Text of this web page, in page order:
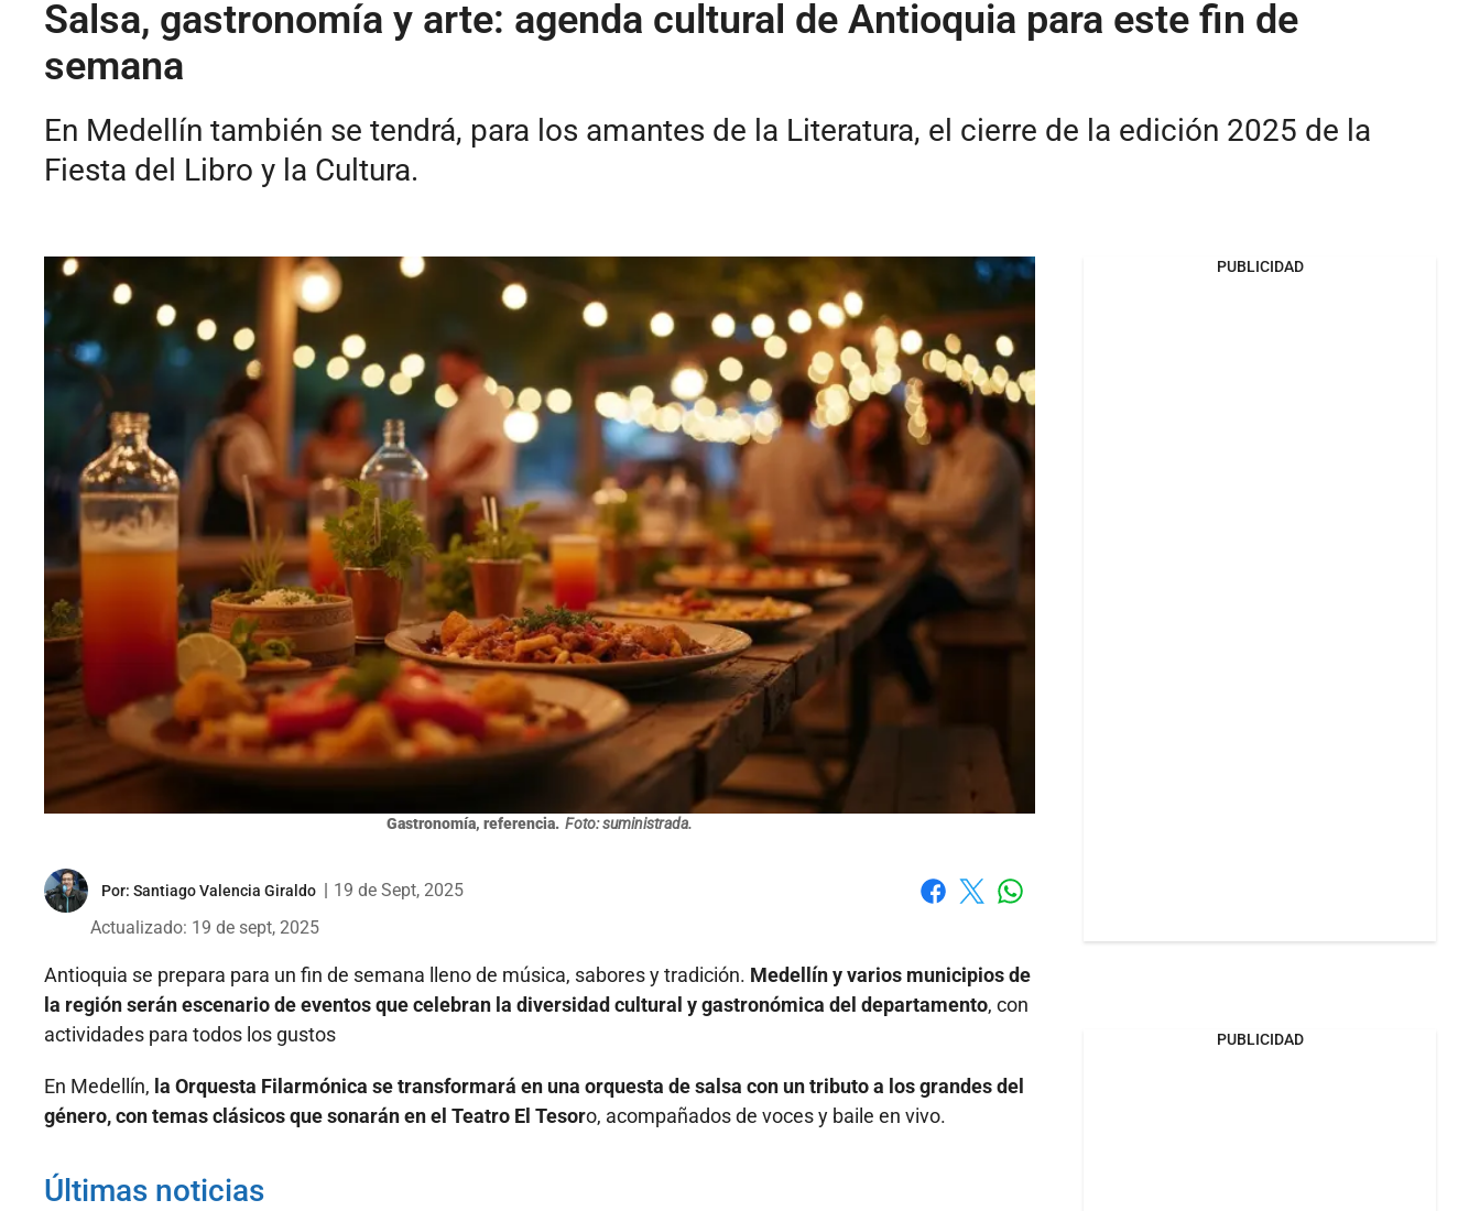
Salsa, gastronomía y arte: agenda cultural de Antioquia para este fin de
semana
En Medellín también se tendrá, para los amantes de la Literatura, el cierre de la edición 2025 de la
Fiesta del Libro y la Cultura.
Gastronomía, referencia. Foto: suministrada.
Por: Santiago Valencia Giraldo
19 de Sept, 2025
Actualizado: 19 de sept, 2025
Antioquia se prepara para un fin de semana lleno de música, sabores y tradición. Medellín y varios municipios de
la región serán escenario de eventos que celebran la diversidad cultural y gastronómica del departamento, con
actividades para todos los gustos
En Medellín, la Orquesta Filarmónica se transformará en una orquesta de salsa con un tributo a los grandes del
género, con temas clásicos que sonarán en el Teatro El Tesoro, acompañados de voces y baile en vivo.
Últimas noticias
PUBLICIDAD
PUBLICIDAD